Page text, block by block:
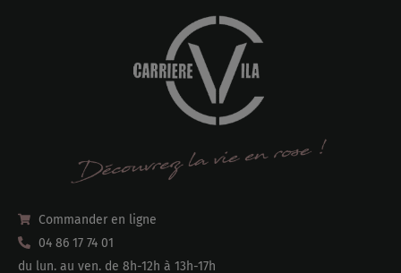
Commander en ligne
04 86 17 74 01
du lun. au ven. de 8h-12h à 13h-17h